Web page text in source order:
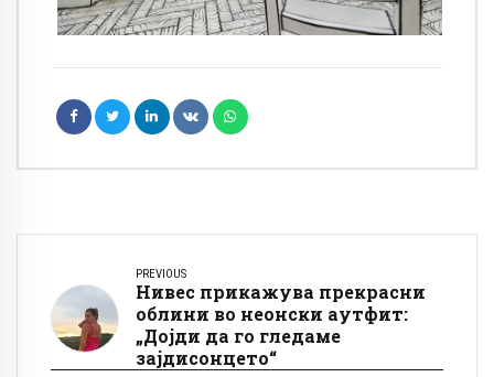
PREVIOUS
Нивес прикажува прекрасни
облини во неонски аутфит:
„Дојди да го гледаме
зајдисонцето“